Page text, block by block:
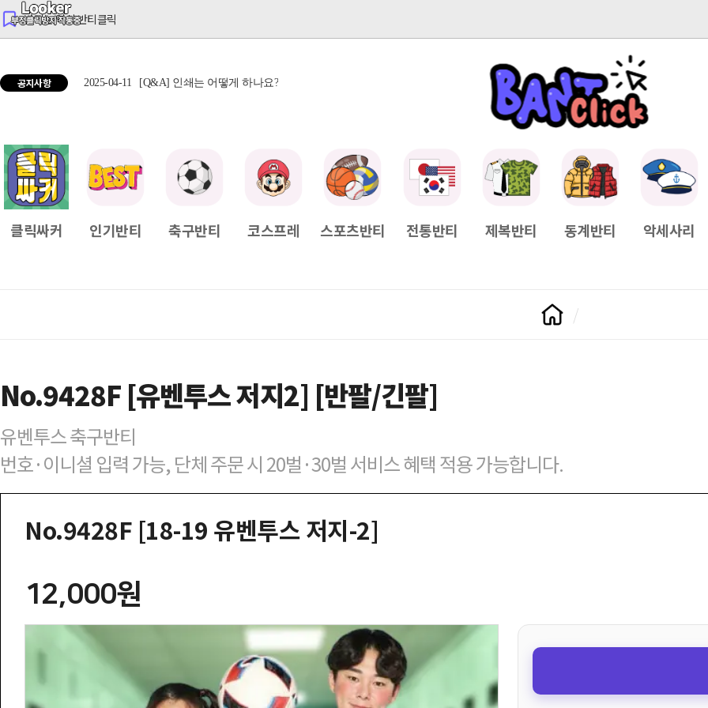
반티는 역시 반티클릭
공지사항 2025-04-11 [Q&A] 인쇄는 어떻게 하나요? [Q&A] 배송일정이 궁금하면? 2025-04-11 [Q&A] 나눠서
클릭싸커 인기반티 축구반티 코스프레 스포츠반티 전통반티 제복반티 동계반티 악세사리
No.9428F [유벤투스 저지2] [반팔/긴팔]
유벤투스 축구반티
번호·이니셜 입력 가능, 단체 주문 시 20벌·30벌 서비스 혜택 적용 가능합니다.
No.9428F [18-19 유벤투스 저지-2]
12,000원